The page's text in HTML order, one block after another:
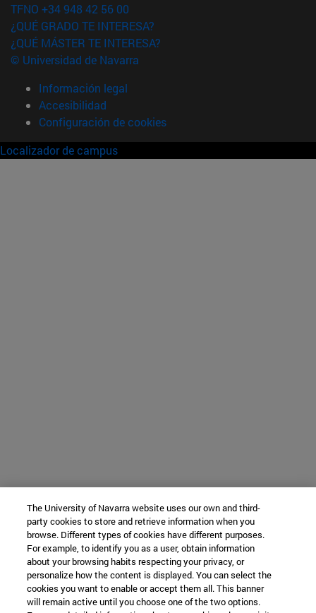
TFNO +34 948 42 56 00
¿QUÉ GRADO TE INTERESA?
¿QUÉ MÁSTER TE INTERESA?
© Universidad de Navarra
Información legal
Accesibilidad
Configuración de cookies
Localizador de campus
The University of Navarra website uses our own and third-
party cookies to store and retrieve information when you
browse. Different types of cookies have different purposes.
For example, to identify you as a user, obtain information
about your browsing habits respecting your privacy, or
personalize how the content is displayed. You can select the
cookies you want to enable or accept them all. This banner
will remain active until you choose one of the two options.